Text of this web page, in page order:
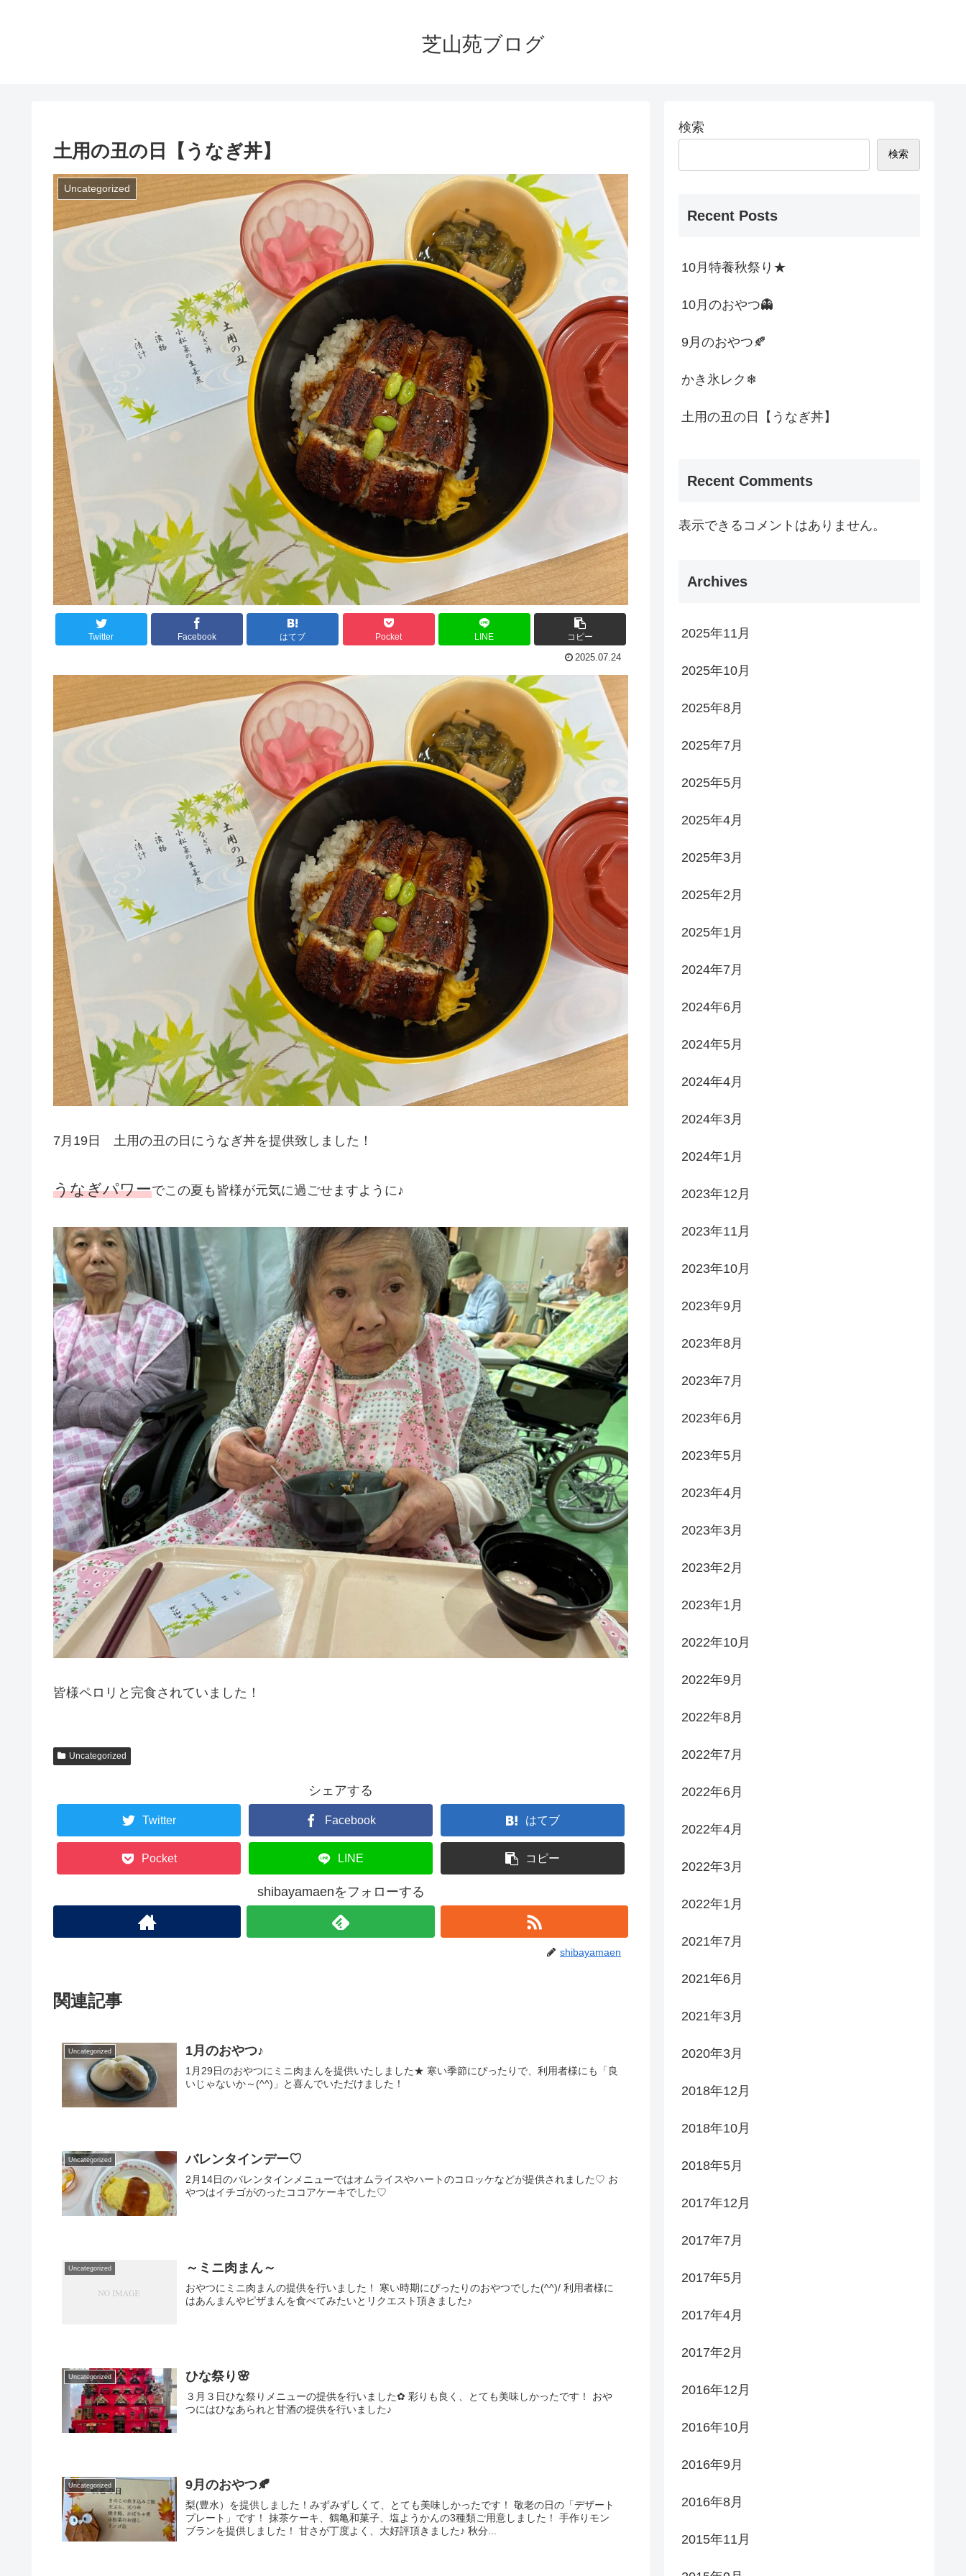
芝山苑ブログ
土用の丑の日【うなぎ丼】
Uncategorized
Twitter Facebook はてブ Pocket LINE コピー
2025.07.24
7月19日 土用の丑の日にうなぎ丼を提供致しました！
うなぎパワーでこの夏も皆様が元気に過ごせますように♪
皆様ペロリと完食されていました！
Uncategorized
シェアする
Twitter Facebook はてブ
Pocket LINE コピー
shibayamaenをフォローする
shibayamaen
関連記事
Uncategorized 1月のおやつ♪
1月29日のおやつにミニ肉まんを提供いたしました★ 寒い季節にぴったりで、利用者様にも「良
いじゃないか～(^^)」と喜んでいただけました！
Uncategorized バレンタインデー♡
2月14日のバレンタインメニューではオムライスやハートのコロッケなどが提供されました♡ お
やつはイチゴがのったココアケーキでした♡
Uncategorized ～ミニ肉まん～
おやつにミニ肉まんの提供を行いました！ 寒い時期にぴったりのおやつでした(^^)/ 利用者様に
はあんまんやピザまんを食べてみたいとリクエスト頂きました♪
Uncategorized ひな祭り🌸
３月３日ひな祭りメニューの提供を行いました✿ 彩りも良く、とても美味しかったです！ おや
つにはひなあられと甘酒の提供を行いました♪
Uncategorized 9月のおやつ🍂
梨(豊水）を提供しました！みずみずしくて、とても美味しかったです！ 敬老の日の「デザート
プレート」です！ 抹茶ケーキ、鶴亀和菓子、塩ようかんの3種類ご用意しました！ 手作りモン
ブランを提供しました！ 甘さが丁度よく、大好評頂きました♪ 秋分...
検索
検索
Recent Posts
10月特養秋祭り★
10月のおやつ👻
9月のおやつ🍂
かき氷レク❄
土用の丑の日【うなぎ丼】
Recent Comments
表示できるコメントはありません。
Archives
2025年11月
2025年10月
2025年8月
2025年7月
2025年5月
2025年4月
2025年3月
2025年2月
2025年1月
2024年7月
2024年6月
2024年5月
2024年4月
2024年3月
2024年1月
2023年12月
2023年11月
2023年10月
2023年9月
2023年8月
2023年7月
2023年6月
2023年5月
2023年4月
2023年3月
2023年2月
2023年1月
2022年10月
2022年9月
2022年8月
2022年7月
2022年6月
2022年4月
2022年3月
2022年1月
2021年7月
2021年6月
2021年3月
2020年3月
2018年12月
2018年10月
2018年5月
2017年12月
2017年7月
2017年5月
2017年4月
2017年2月
2016年12月
2016年10月
2016年9月
2016年8月
2015年11月